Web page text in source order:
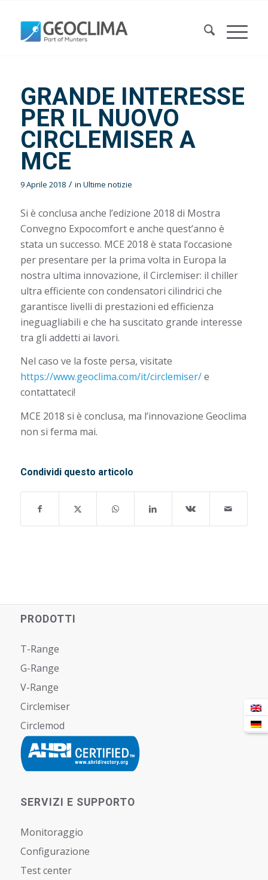
GRANDE INTERESSE
PER IL NUOVO
CIRCLEMISER A
MCE
9 Aprile 2018 / in Ultime notizie
Si è conclusa anche l’edizione 2018 di Mostra
Convegno Expocomfort e anche quest’anno è
stata un successo. MCE 2018 è stata l’occasione
per presentare per la prima volta in Europa la
nostra ultima innovazione, il Circlemiser: il chiller
ultra efficiente con condensatori cilindrici che
garantisce livelli di prestazioni ed efficienza
ineguagliabili e che ha suscitato grande interesse
tra gli addetti ai lavori.
Nel caso ve la foste persa, visitate
https://www.geoclima.com/it/circlemiser/e
contattateci!
MCE 2018 si è conclusa, ma l’innovazione Geoclima
non si ferma mai.
Condividi questo articolo
PRODOTTI
T-Range
G-Range
V-Range
Circlemiser
Circlemod
SERVIZI E SUPPORTO
Monitoraggio
Configurazione
Test center